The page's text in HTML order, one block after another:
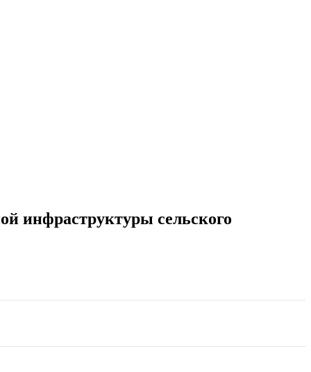
инфраструктуры сельского